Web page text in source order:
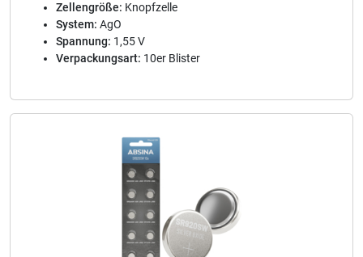
Zellengröße: Knopfzelle
System: AgO
Spannung: 1,55 V
Verpackungsart: 10er Blister